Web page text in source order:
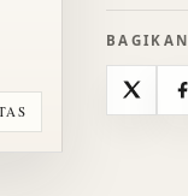
BAGIKAN
X